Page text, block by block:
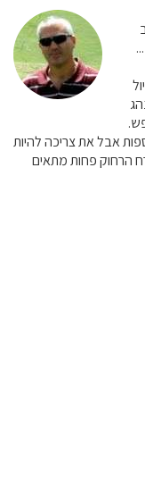
...
אבל את צריכה להיות
הרחוק פחות מתאים